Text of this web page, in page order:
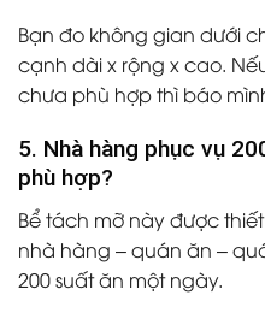
Bạn đo không gian dưới
cạnh dài x rộng x cao.
chưa phù hợp thì báo
5. Nhà hàng phục vụ
phù hợp?
Bể tách mỡ này được
nhà hàng – quán ăn –
200 suất ăn một ngày.